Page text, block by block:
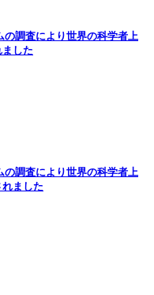
調査により世界の科学者上
した
の調査により世界の科学者上
ました